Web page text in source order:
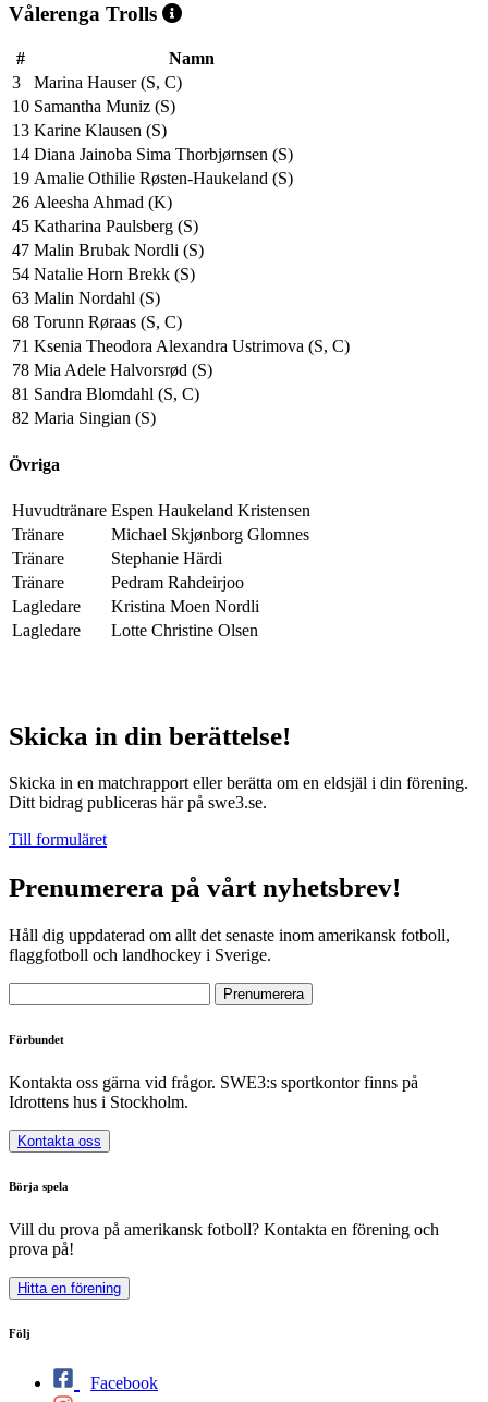
Vålerenga Trolls
#
Namn
3
Marina Hauser (S, C)
10 Samantha Muniz (S)
13 Karine Klausen (S)
14 Diana Jainoba Sima Thorbjørnsen (S)
19 Amalie Othilie Røsten-Haukeland (S)
26 Aleesha Ahmad (K)
45 Katharina Paulsberg (S)
47 Malin Brubak Nordli (S)
54 Natalie Horn Brekk (S)
63 Malin Nordahl (S)
68 Torunn Røraas (S, C)
71 Ksenia Theodora Alexandra Ustrimova (S, C)
78 Mia Adele Halvorsrød (S)
81 Sandra Blomdahl (S, C)
82 Maria Singian (S)
Övriga
Huvudtränare Espen Haukeland Kristensen
Tränare
Michael Skjønborg Glomnes
Tränare
Stephanie Härdi
Tränare
Pedram Rahdeirjoo
Lagledare
Kristina Moen Nordli
Lagledare
Lotte Christine Olsen
Skicka in din berättelse!
Skicka in en matchrapport eller berätta om en eldsjäl i din förening.
Ditt bidrag publiceras här på swe3.se.
Till formuläret
Prenumerera på vårt nyhetsbrev!
Håll dig uppdaterad om allt det senaste inom amerikansk fotboll,
flaggfotboll och landhockey i Sverige.
Förbundet
Kontakta oss gärna vid frågor. SWE3:s sportkontor finns på
Idrottens hus i Stockholm.
Kontakta oss
Börja spela
Vill du prova på amerikansk fotboll? Kontakta en förening och
prova på!
Hitta en förening
Följ
Facebook